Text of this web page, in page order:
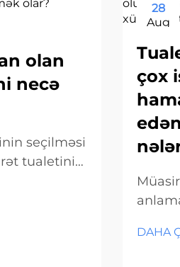
olan
necə
seçilməsi
tualetinin
28
Aug
çox
bağlı
DAHA